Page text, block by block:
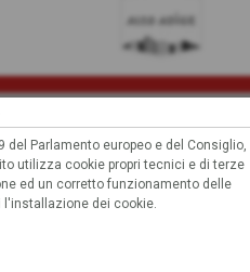
essere
visualizzare questo
del Parlamento europeo e del Consiglio,
utilizza cookie propri tecnici e di terze
ed un corretto funzionamento delle
l'installazione dei cookie.